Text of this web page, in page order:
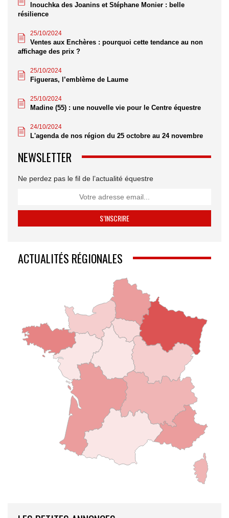
Inouchka des Joanins et Stéphane Monier : belle
résilience
25/10/2024
Ventes aux Enchères : pourquoi cette tendance au non
affichage des prix ?
25/10/2024
Figueras, l’emblème de Laume
25/10/2024
Madine (55) : une nouvelle vie pour le Centre équestre
24/10/2024
L'agenda de nos région du 25 octobre au 24 novembre
NEWSLETTER
Ne perdez pas le fil de l’actualité équestre
ACTUALITÉS RÉGIONALES